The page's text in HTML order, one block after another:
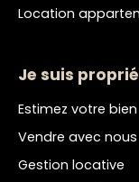
Location
Je suis
Estimez votre bien
Vendre avec nous
Gestion locative